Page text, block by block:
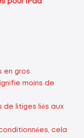
pour iPad
en gros
moins de
de litiges liés aux
cela